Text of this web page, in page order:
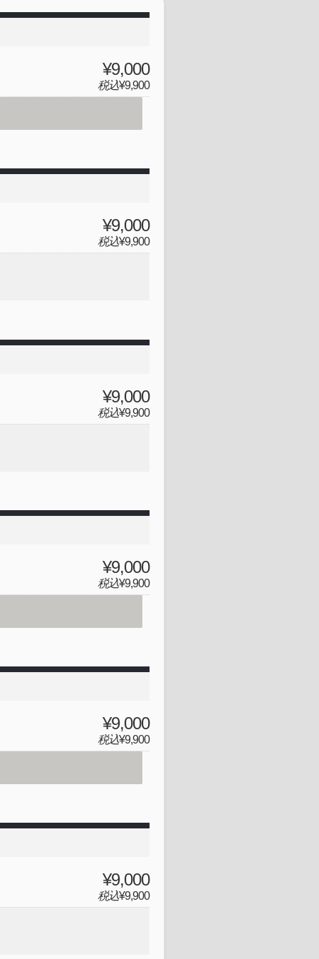
¥9,000
税込¥9,900
¥9,000
税込¥9,900
¥9,000
税込¥9,900
¥9,000
税込¥9,900
¥9,000
税込¥9,900
¥9,000
税込¥9,900